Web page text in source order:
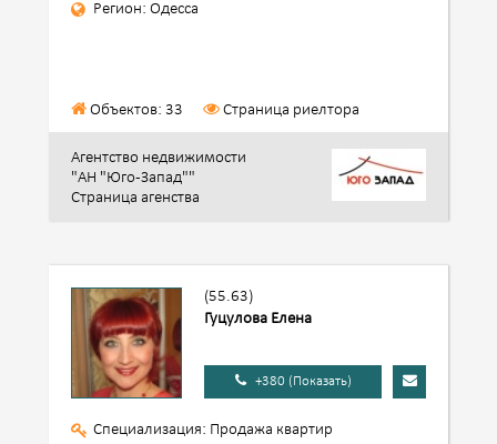
Регион: Одесса
Объектов: 33 Страница риелтора
Агентство недвижимости
"АН "Юго-Запад""
Страница агенства
(55.63)
Гуцулова Елена
+380 (Показать)
Специализация: Продажа квартир